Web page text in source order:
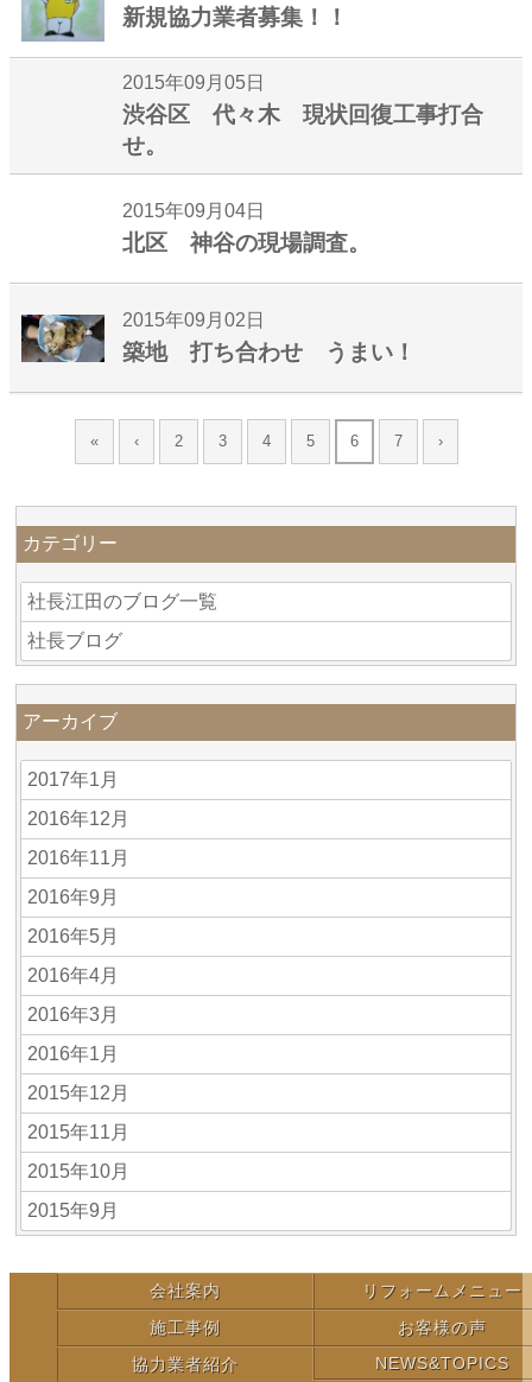
新規協力業者募集！！
2015年09月05日
渋谷区 代々木 現状回復工事打合
せ。
2015年09月04日
北区 神谷の現場調査。
2015年09月02日
築地 打ち合わせ うまい！
« ‹ 2 3 4 5 6 7 ›
カテゴリー
社長江田のブログ一覧
社長ブログ
アーカイブ
2017年1月
2016年12月
2016年11月
2016年9月
2016年5月
2016年4月
2016年3月
2016年1月
2015年12月
2015年11月
2015年10月
2015年9月
会社案内
リフォームメニュー
施工事例
お客様の声
協力業者紹介
NEWS&TOPICS